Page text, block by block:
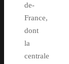
de-
France,
dont
la
centrale